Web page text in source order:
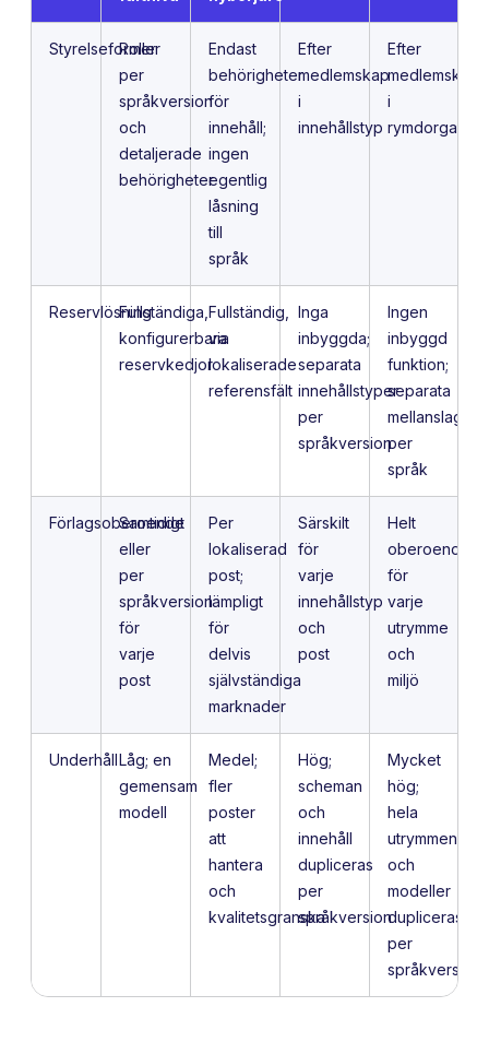
Styrelseformer
Roller
per
språkversion
och
detaljerade
behörigheter
Endast
behörigheter
för
innehåll;
ingen
egentlig
låsning
till
språk
Efter
medlemskap
i
innehållstyp
Efter
medlemskap
i
ReservlösningFullständiga,
konfigurerbara
reservkedjor
Fullständig,
via
lokaliserade
referensfält
Inga
inbyggda;
separata
innehållstyper
per
språkversion
Ingen
inbyggd
funktion;
separata
mellanslag
per
språk
Förlagsoberoende
Samtidigt
eller
per
språkversion
för
varje
post
Per
lokaliserad
post;
lämpligt
för
delvis
självständiga
marknader
Särskilt
för
varje
innehållstyp
och
post
Helt
oberoende
för
varje
utrymme
och
miljö
UnderhållLåg; en
gemensam
modell
Medel;
fler
poster
att
hantera
och
kvalitetsgranska
Hög;
scheman
och
innehåll
dupliceras
per
språkversion
Mycket
hög;
hela
utrymmen
och
modeller
dupliceras
per
språkversion